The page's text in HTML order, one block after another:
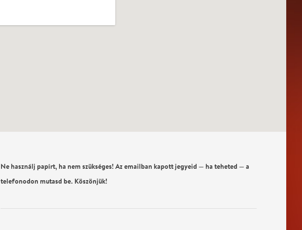
Ne használj papírt, ha nem szükséges! Az emailban kapott jegyeid — ha teheted — a
telefonodon mutasd be. Köszönjük!